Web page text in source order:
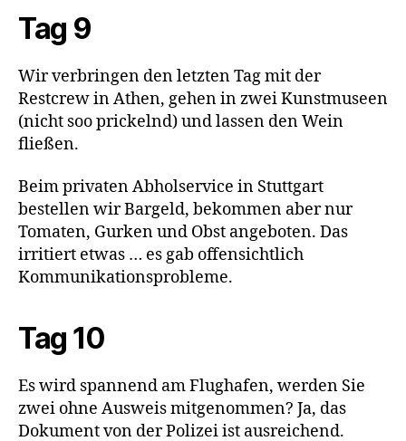
Tag 9
Wir verbringen den letzten Tag mit der
Restcrew in Athen, gehen in zwei Kunstmuseen
(nicht soo prickelnd) und lassen den Wein
fließen.
Beim privaten Abholservice in Stuttgart
bestellen wir Bargeld, bekommen aber nur
Tomaten, Gurken und Obst angeboten. Das
irritiert etwas … es gab offensichtlich
Kommunikationsprobleme.
Tag 10
Es wird spannend am Flughafen, werden Sie
zwei ohne Ausweis mitgenommen? Ja, das
Dokument von der Polizei ist ausreichend.